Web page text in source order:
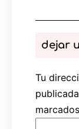
dejar
Tu